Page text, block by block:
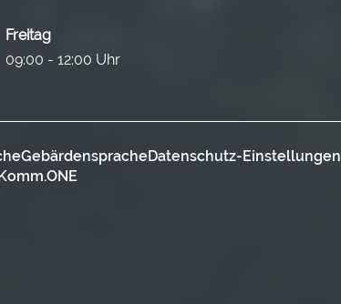
Freitag
09:00 - 12:00 Uhr
GebärdenspracheDatenschutz-Einstellungen